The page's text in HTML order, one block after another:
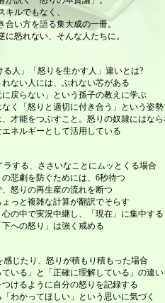
キルでもなく、
合い方を語る集大成の一冊。
に怒れない、そんな人たちに。
る人」「怒りを生かす人」違いとは?
ない人には、ぶれない芯がある
戻らない」という孫子の教えに学ぶ
く「怒りと適切に付き合う」という姿勢
才能をつぶすこと。怒りの奴隷にはな
ネルギーとして活用している
ラする、ささいなことにムッとくる場合
悲劇を防ぐためには、6秒待つ
怒りの再生産の流れを断つ
っと複雑な計算が翻訳でそらす
の中で実況中継し、「現在」に集中する
への怒り」は強く戒める
感じたり、怒りが積もり積もった場合
いる」と「正確に理解している」の違
けるように自分の怒りを記録する
わかってほしい」という思いに気づく